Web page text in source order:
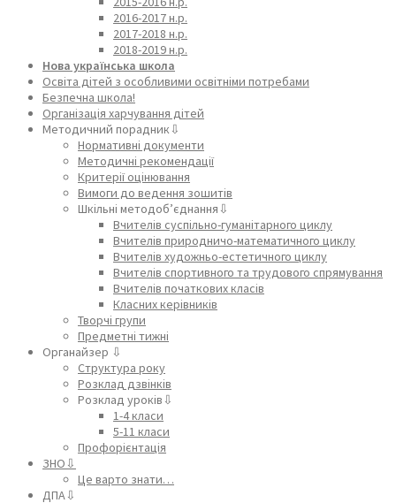
2016-2017 н.р.
2017-2018 н.р.
2018-2019 н.р.
Нова українська школа
Освіта дітей з особливими освітніми потребами
Безпечна школа!
Організація харчування дітей
Методичний порадник⇩
Нормативні документи
Методичні рекомендації
Критерії оцінювання
Вимоги до ведення зошитів
Шкільні методоб’єднання⇩
Вчителів суспільно-гуманітарного циклу
Вчителів природничо-математичного циклу
Вчителів художньо-естетичного циклу
Вчителів спортивного та трудового спрямування
Вчителів початкових класів
Класних керівників
Творчі групи
Предметні тижні
Органайзер ⇩
Структура року
Розклад дзвінків
Розклад уроків⇩
1-4 класи
5-11 класи
Профорієнтація
ЗНО⇩
Це варто знати…
ДПА⇩